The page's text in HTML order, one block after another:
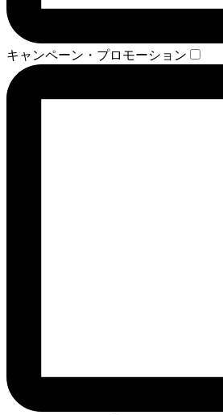
キャンペーン・プロモーション